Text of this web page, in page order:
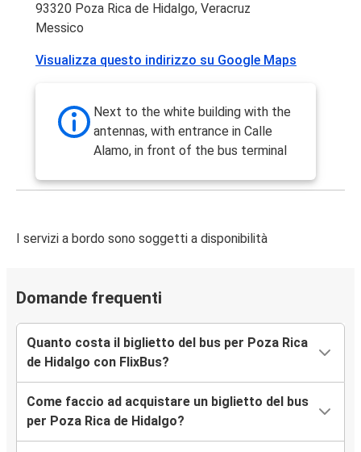
93320 Poza Rica de Hidalgo, Veracruz
Messico
Visualizza questo indirizzo su Google Maps
Next to the white building with the
antennas, with entrance in Calle
Alamo, in front of the bus terminal
I servizi a bordo sono soggetti a disponibilità
Domande frequenti
Quanto costa il biglietto del bus per Poza Rica
de Hidalgo con FlixBus?
Come faccio ad acquistare un biglietto del bus
per Poza Rica de Hidalgo?